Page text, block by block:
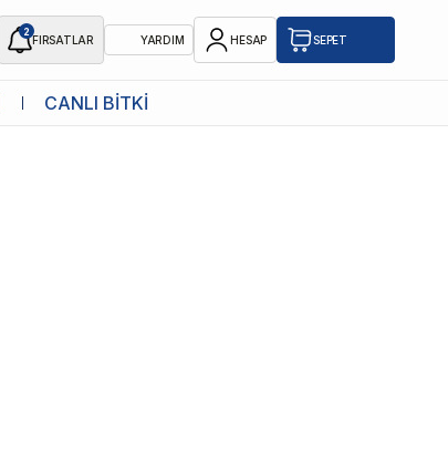
2
FIRSATLAR YARDIM HESAP SEPET
CANLI BİTKİ